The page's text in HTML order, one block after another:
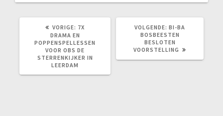
VORIGE: VORIG
BERICHT:
7X
DRAMA EN
POPPENSPELLESSEN
VOOR OBS DE
STERRENKIJKER IN
LEERDAM
VOLGENDE: VOLGEND
BERICHT:
BI-BA
BOSBEESTEN
BESLOTEN
VOORSTELLING